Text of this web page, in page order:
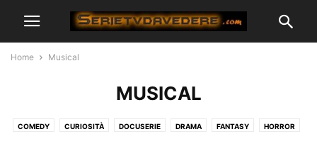
Home Musical
MUSICAL
COMEDY CURIOSITÀ DOCUSERIE DRAMA FANTASY HORROR